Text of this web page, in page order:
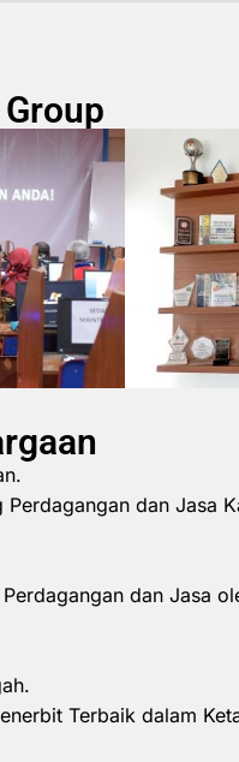
dan Jasa
dan Jasa
Terbaik dalam